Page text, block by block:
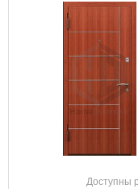
Доступны